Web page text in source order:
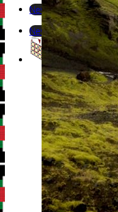
Newsletter
Newsletter